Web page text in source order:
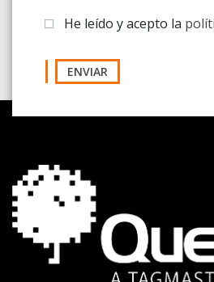
He leído y acepto la
ENVIAR